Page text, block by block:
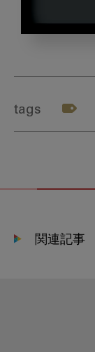
tags
関連記事